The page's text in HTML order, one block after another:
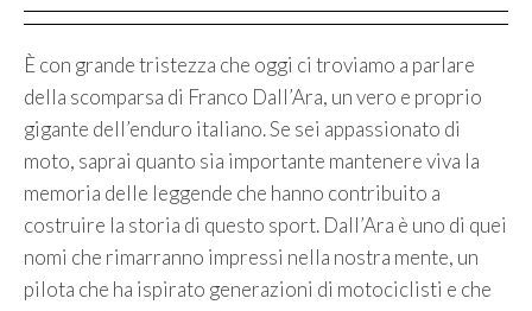
È con grande tristezza che oggi ci troviamo a parlare
della scomparsa di Franco Dall’Ara, un vero e proprio
gigante dell’enduro italiano. Se sei appassionato di
moto, saprai quanto sia importante mantenere viva la
memoria delle leggende che hanno contribuito a
costruire la storia di questo sport. Dall’Ara è uno di quei
nomi che rimarranno impressi nella nostra mente, un
pilota che ha ispirato generazioni di motociclisti e che